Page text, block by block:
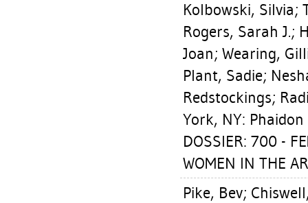
Kolbowski, Silvia;
Rogers, Sarah J.;
Joan; Wearing,
Plant, Sadie;
Redstockings;
York, NY:
DOSSIER: 700 -
WOMEN IN THE
Pike, Bev;